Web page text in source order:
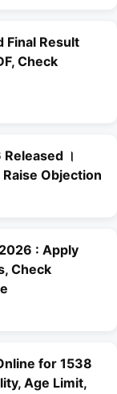
Final Result
Check
।
Raise Objection
: Apply
Check
for 1538
Age Limit,